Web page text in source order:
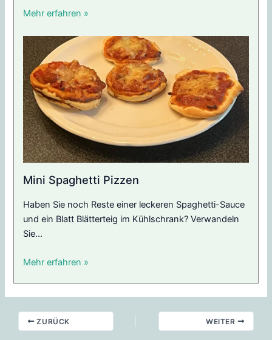
Mehr erfahren »
Mini Spaghetti Pizzen
Haben Sie noch Reste einer leckeren Spaghetti-Sauce
und ein Blatt Blätterteig im Kühlschrank? Verwandeln
Sie...
Mehr erfahren »
ZURÜCK WEITER